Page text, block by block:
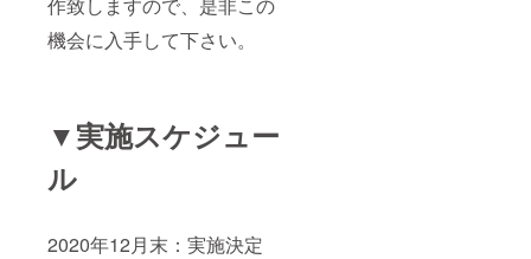
機会に入手して下さい。
▼実施スケジュー
ル
2020年12月末：実施決定